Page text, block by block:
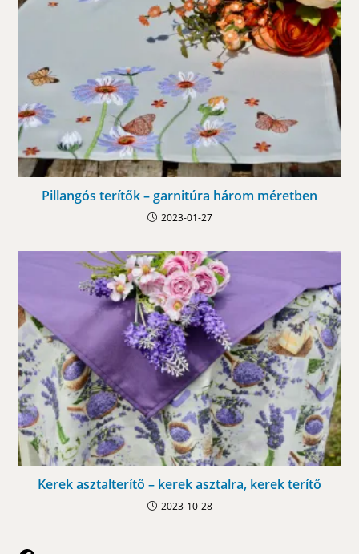
Pillangós terítők – garnitúra három méretben
2023-01-27
Kerek asztalterítő – kerek asztalra, kerek terítő
2023-10-28